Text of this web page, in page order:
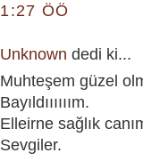
1:27 ÖÖ
Unknown dedi ki...
Muhteşem güzel
Bayıldıııııım.
Elleirne sağlık
Sevgiler.